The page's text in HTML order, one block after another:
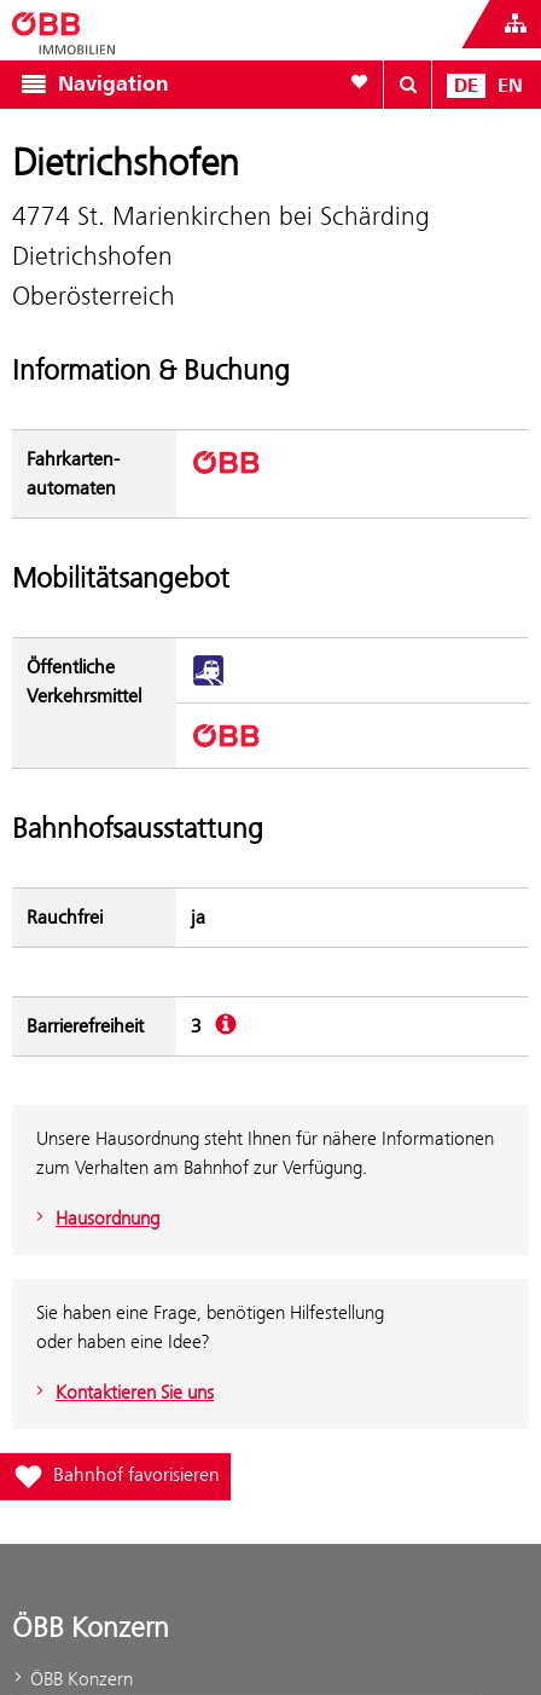
Navigation Zur Favoritenliste
DE EN
Dietrichshofen
4774 St. Marienkirchen bei Schärding
Dietrichshofen
Oberösterreich
Information & Buchung
Fahrkarten­
automaten
Mobilitätsangebot
Öffentliche
Verkehrsmittel
Bahnhofsausstattung
Rauchfrei ja
Barrierefreiheit 3 Beschreibung
Unsere Hausordnung steht Ihnen für nähere Informationen
zum Verhalten am Bahnhof zur Verfügung.
Hausordnung
Sie haben eine Frage, benötigen Hilfestellung
oder haben eine Idee?
Kontaktieren Sie uns
Füge Bahnhof Dietrichshofen zur Favoritenliste hinzu
Bahnhof favorisieren
ÖBB Konzern
ÖBB Konzern